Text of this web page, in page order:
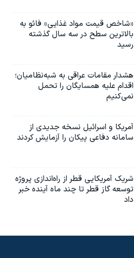
«شاخص قیمت مواد غذایی» فائو به
بالاترین سطح در سه سال گذشته
رسید
هشدار مقامات عراقی به شبه‌نظامیان؛
اقدام علیه همسایگان را تحمل
نمی‌کنیم
آمریکا و اسرائیل نسخه جدیدی از
سامانه دفاعی پیکان را آزمایش کردند
شریک آمریکایی قطر از راه‌اندازی پروژه
توسعه گاز قطر تا چند ماه آینده خبر
داد